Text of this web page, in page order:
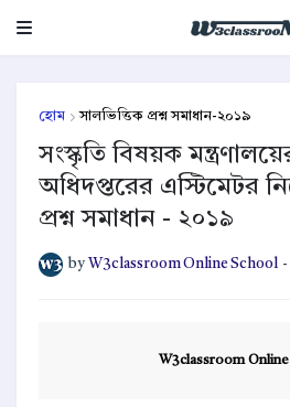
হোম সালভিত্তিক প্রশ্ন সমাধান-২০১৯
সংস্কৃতি বিষয়ক মন্ত্রণালয়ের
অধিদপ্তরের এস্টিমেটর
প্রশ্ন সমাধান - ২০১৯
by W3classroom Online School -
W3classroom